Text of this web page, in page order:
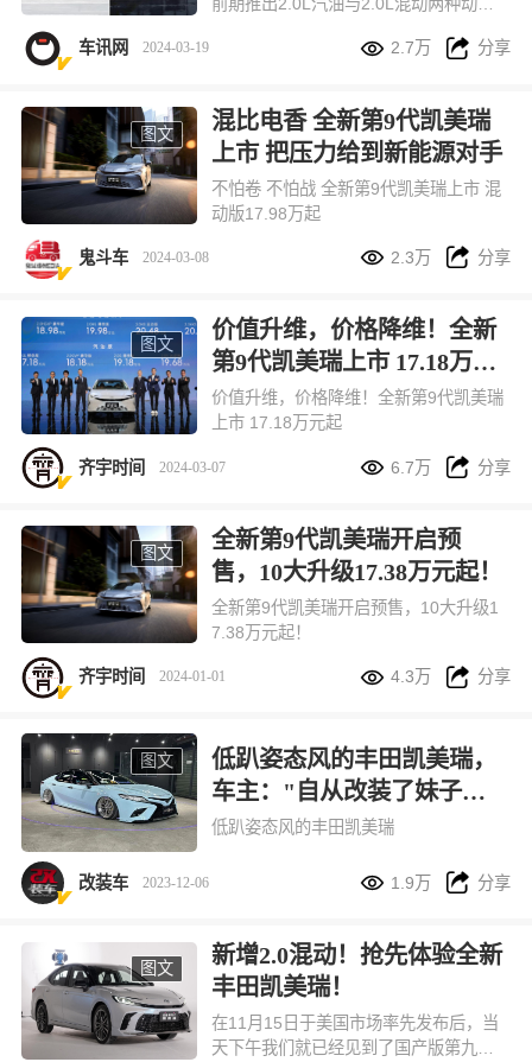
的老对手广汽本田雅阁，也在2023年完
L插电混动两种动力，售价17.98万元-2
5.88万元。老对手再次碰面，消费者该
如何选择呢？
车讯网 2024-03-19  2.7万  分享
图文
混比电香 全新第9代凯美瑞
上市 把压力给到新能源对手
不怕卷 不怕战 全新第9代凯美瑞上市 混
动版17.98万起
鬼斗车 2024-03-08  2.3万  分享
图文
价值升维，价格降维！全新
第9代凯美瑞上市 17.18万元
起
价值升维，价格降维！全新第9代凯美瑞
上市 17.18万元起
齐宇时间 2024-03-07  6.7万  分享
图文
全新第9代凯美瑞开启预
售，10大升级17.38万元起！
全新第9代凯美瑞开启预售，10大升级1
7.38万元起！
齐宇时间 2024-01-01  4.3万  分享
图文
低趴姿态风的丰田凯美瑞，
车主："自从改装了妹子们
愿意上车了"
低趴姿态风的丰田凯美瑞
改装车 2023-12-06  1.9万  分享
图文
新增2.0混动！抢先体验全新
丰田凯美瑞！
在11月15日于美国市场率先发布后，当
天下午我们就已经见到了国产版第九代